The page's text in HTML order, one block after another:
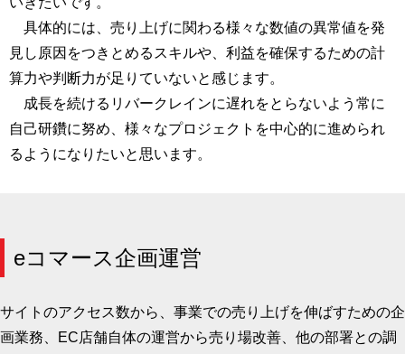
具体的には、売り上げに関わる様々な数値の異常値を発
見し原因をつきとめるスキルや、利益を確保するための計
算力や判断力が足りていないと感じます。
成長を続けるリバークレインに遅れをとらないよう常に
自己研鑽に努め、様々なプロジェクトを中心的に進められ
るようになりたいと思います。
eコマース企画運営
サイトのアクセス数から、事業での売り上げを伸ばすための企
画業務、EC店舗自体の運営から売り場改善、他の部署との調